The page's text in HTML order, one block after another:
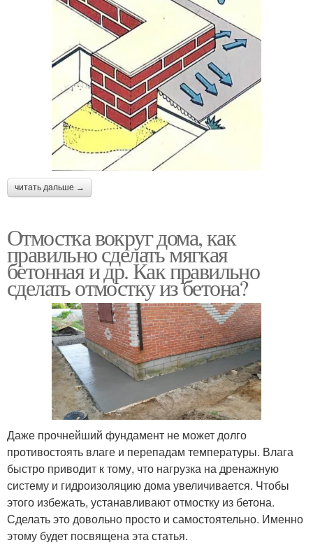
читать дальше →
Отмостка вокруг дома, как
правильно сделать мягкая
бетонная и др. Как правильно
сделать отмостку из бетона?
Даже прочнейший фундамент не может долго
противостоять влаге и перепадам температуры. Влага
быстро приводит к тому, что нагрузка на дренажную
систему и гидроизоляцию дома увеличивается. Чтобы
этого избежать, устанавливают отмостку из бетона.
Сделать это довольно просто и самостоятельно. Именно
этому будет посвящена эта статья.